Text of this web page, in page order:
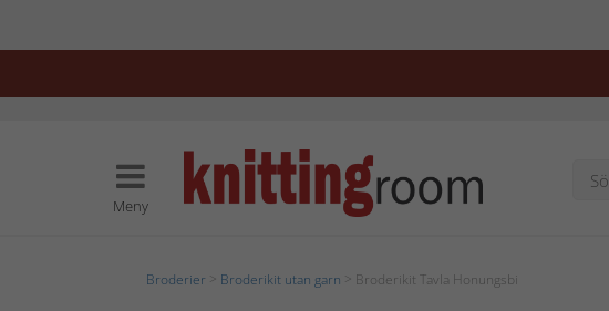
Meny
Broderier Broderikit utan garn > Broderikit Tavla Honungsbi